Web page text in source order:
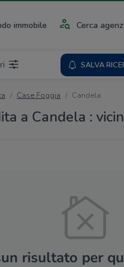
immobile Cerca
SALVA
Case Foggia Candela
a Candela :
risultato per